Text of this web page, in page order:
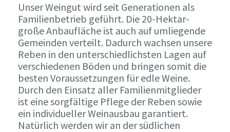
Unser Weingut wird seit Generationen als
Familienbetrieb geführt. Die 20-Hektar-
große Anbaufläche ist auch auf umliegende
Gemeinden verteilt. Dadurch wachsen unsere
Reben in den unterschiedlichsten Lagen auf
verschiedenen Böden und bringen somit die
besten Voraussetzungen für edle Weine.
Durch den Einsatz aller Familienmitglieder
ist eine sorgfältige Pflege der Reben sowie
ein individueller Weinausbau garantiert.
Natürlich werden wir an der südlichen